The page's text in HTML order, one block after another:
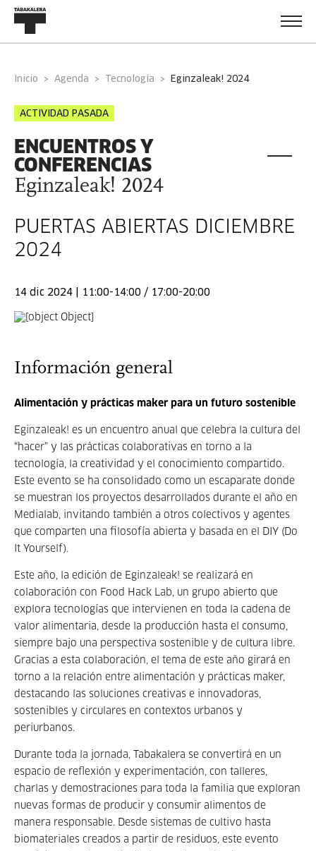
Inicio Agenda Tecnología eginzaleak! 2024
ACTIVIDAD PASADA
ENCUENTROS Y
CONFERENCIAS
Eginzaleak! 2024
PUERTAS ABIERTAS DICIEMBRE
2024
14 dic 2024 | 11:00-14:00 / 17:00-20:00
Información general
Alimentación y prácticas maker para un futuro sostenible
Eginzaleak! es un encuentro anual que celebra la cultura del
“hacer” y las prácticas colaborativas en torno a la
tecnología, la creatividad y el conocimiento compartido.
Este evento se ha consolidado como un escaparate donde
se muestran los proyectos desarrollados durante el año en
Medialab, invitando también a otros colectivos y agentes
que comparten una filosofía abierta y basada en el DIY (Do
It Yourself).
Este año, la edición de Eginzaleak! se realizará en
colaboración con Food Hack Lab, un grupo abierto que
explora tecnologías que intervienen en toda la cadena de
valor alimentaria, desde la producción hasta el consumo,
siempre bajo una perspectiva sostenible y de cultura libre.
Gracias a esta colaboración, el tema de este año girará en
torno a la relación entre alimentación y prácticas maker,
destacando las soluciones creativas e innovadoras,
sostenibles y circulares en contextos urbanos y
periurbanos.
Durante toda la jornada, Tabakalera se convertirá en un
espacio de reflexión y experimentación, con talleres,
charlas y demostraciones para toda la familia que exploran
nuevas formas de producir y consumir alimentos de
manera responsable. Desde sistemas de cultivo hasta
biomateriales creados a partir de residuos, este evento